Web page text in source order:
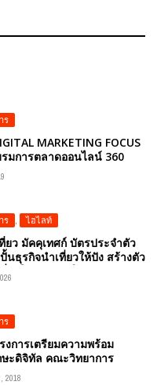
ร
MARKETING FOCUS
มการตลาดออนไลน์ 360
ร , ไฮไลท์
ยว มัคคุเทศก์ บัตรประจําตัว
นธุรกิจนำเที่ยวให้ปัง สร้างตัว
วให้ดังระดับโลกด้วย
ะ AI โดยอ.ดร.ต้นรัก ธวัชชัย
น์
ร
งการเตรียมความพร้อม
ะดิจิทัล คณะวิทยาการ
ทยาลัยราชภัฏนครราชสีมา
2018